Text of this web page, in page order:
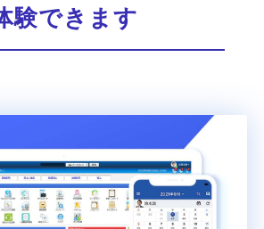
験できます